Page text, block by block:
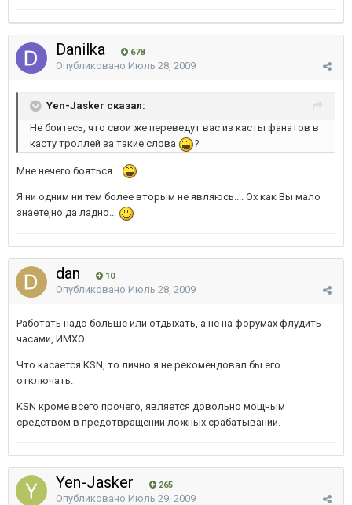
Danilka 678
Опубликовано Июль 28, 2009
Yen-Jasker сказал:
Не боитесь, что свои же переведут вас из касты фанатов в
касту троллей за такие слова
?
Мне нечего бояться...
Я ни одним ни тем более вторым не являюсь.... Ох как Вы мало
знаете,но да ладно...
dan 10
Опубликовано Июль 28, 2009
Работать надо больше или отдыхать, а не на форумах флудить
часами, ИМХО.
Что касается KSN, то лично я не рекомендовал бы его
отключать.
KSN кроме всего прочего, является довольно мощным
средством в предотвращении ложных срабатываний.
Yen-Jasker 265
Опубликовано Июль 29, 2009